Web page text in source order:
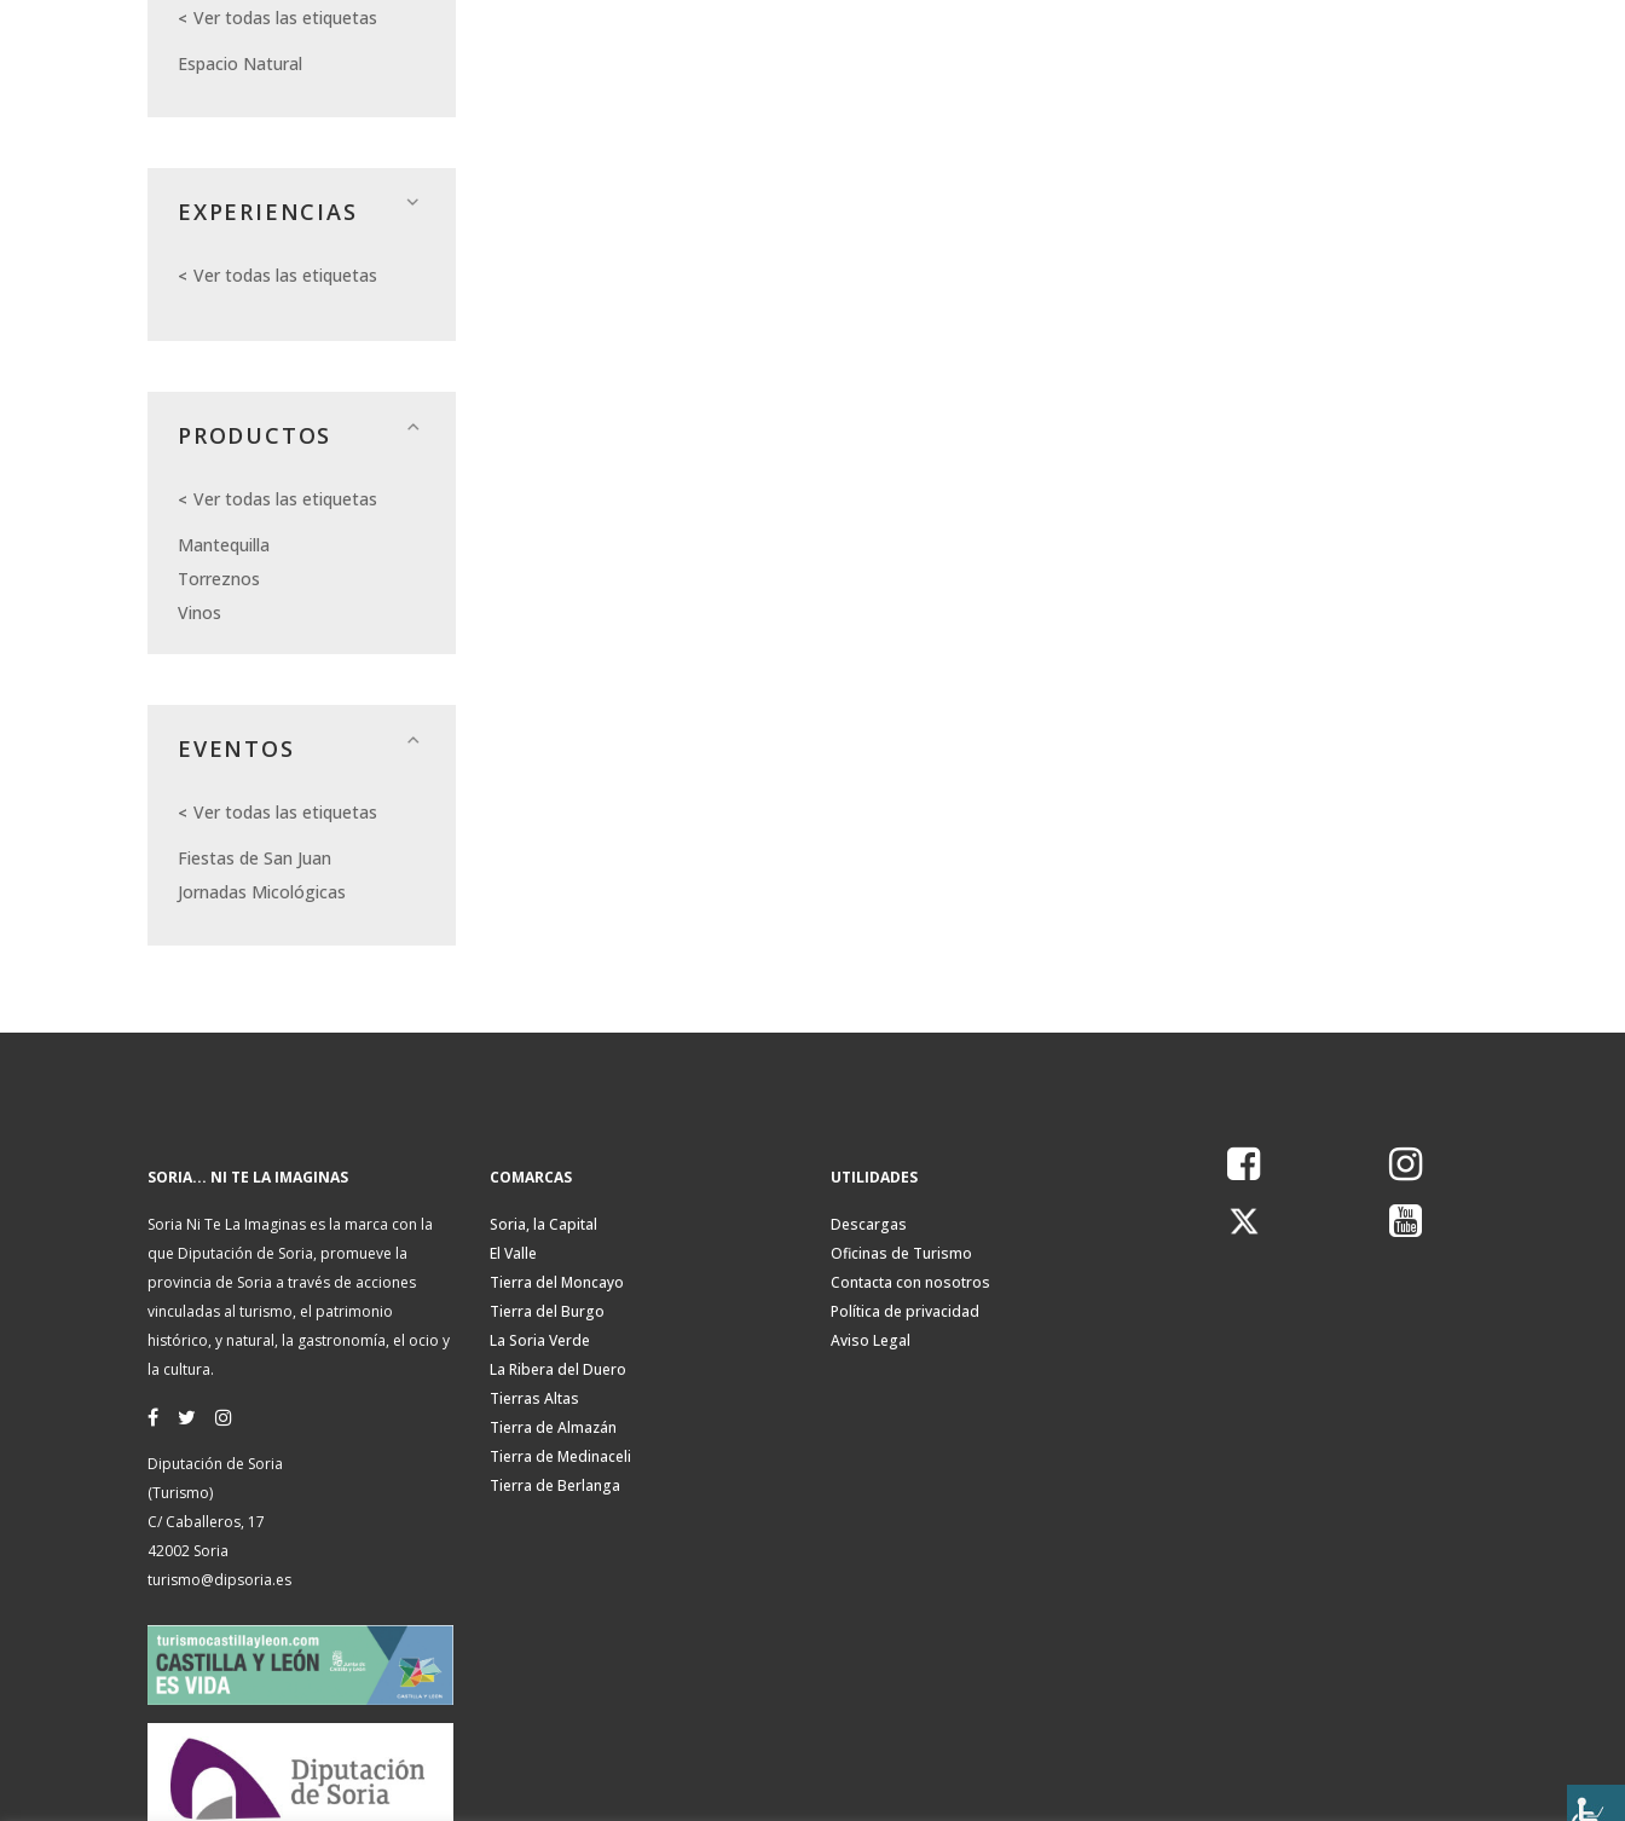
Ver todas las etiquetas
Espacio Natural
EXPERIENCIAS
Ver todas las etiquetas
PRODUCTOS
Ver todas las etiquetas
Mantequilla
Torreznos
Vinos
EVENTOS
Ver todas las etiquetas
Fiestas de San Juan
Jornadas Micológicas
SORIA... NI TE LA IMAGINAS
Soria Ni Te La Imaginas es la marca con la
que Diputación de Soria, promueve la
provincia de Soria a través de acciones
vinculadas al turismo, el patrimonio
histórico, y natural, la gastronomía, el ocio y
la cultura.
Diputación de Soria
(Turismo)
C/ Caballeros, 17
42002 Soria
turismo@dipsoria.es
COMARCAS
Soria, la Capital
El Valle
Tierra del Moncayo
Tierra del Burgo
La Soria Verde
La Ribera del Duero
Tierras Altas
Tierra de Almazán
Tierra de Medinaceli
Tierra de Berlanga
UTILIDADES
Descargas
Oficinas de Turismo
Contacta con nosotros
Política de privacidad
Aviso Legal